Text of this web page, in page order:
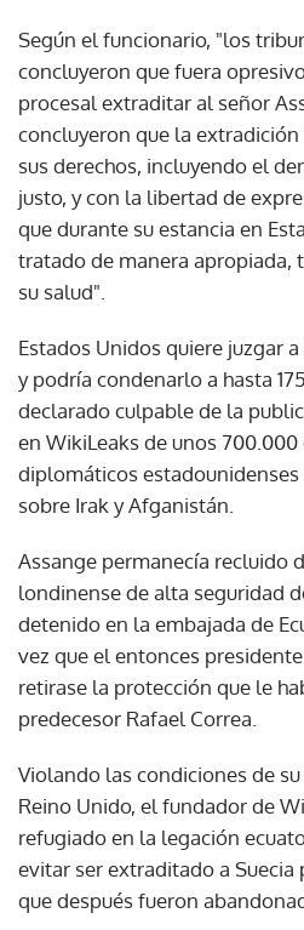
Según el funcionario, "los
concluyeron que fuera
procesal extraditar al señor
concluyeron que la
sus derechos, incluyendo el
justo, y con la libertad de
que durante su estancia en
tratado de manera apropiada,
su salud".
Estados Unidos quiere juzgar
y podría condenarlo a hasta
declarado culpable de la
en WikiLeaks de unos
diplomáticos
sobre Irak y Afganistán.
Assange permanecía recluido
londinense de alta seguridad
detenido en la embajada de
vez que el entonces
retirase la protección que le
predecesor Rafael Correa.
Violando las condiciones de
Reino Unido, el fundador de
refugiado en la legación
evitar ser extraditado a
que después fueron